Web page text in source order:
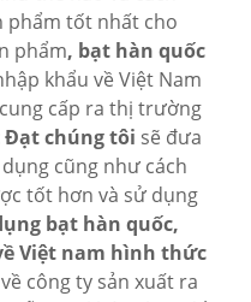
phẩm tốt nhất cho
phẩm, bạt hàn quốc
khẩu về Việt Nam
cấp ra thị trường
Đạt chúng tôi sẽ đưa
cũng như cách
tốt hơn và sử dụng
bạt hàn quốc,
Việt nam hình thức
công ty sản xuất ra